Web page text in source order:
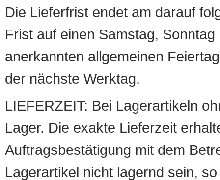
Die Lieferfrist endet am darauf
Frist auf einen Samstag,
anerkannten allgemeinen
der nächste Werktag.
LIEFERZEIT: Bei Lagerartikeln
Lager. Die exakte Lieferzeit
Auftragsbestätigung mit dem
Lagerartikel nicht lagernd sein,